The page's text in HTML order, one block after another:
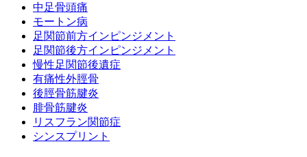
中足骨頭痛
モートン病
足関節前方インピンジメント
足関節後方インピンジメント
慢性足関節後遺症
有痛性外脛骨
後脛骨筋腱炎
腓骨筋腱炎
リスフラン関節症
シンスプリント